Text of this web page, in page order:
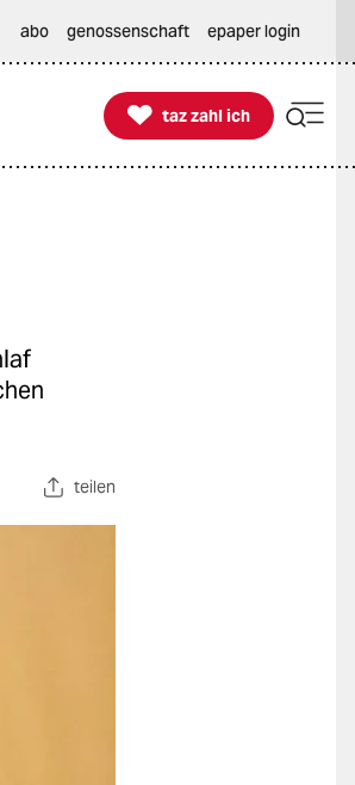
abo genossenschaft epaper login

taz zahl ich
taz zahl ich
teilen